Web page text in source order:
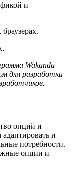
и
Wakanda
для разработки
опций и
и
потребности.
опции и